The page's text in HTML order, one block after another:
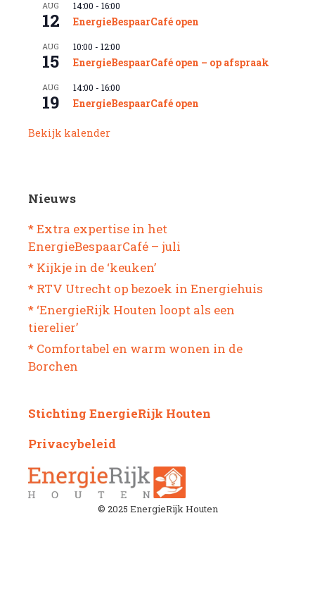
AUG
12
14:00 - 16:00
EnergieBespaarCafé open
AUG
15
10:00 - 12:00
EnergieBespaarCafé open – op afspraak
AUG
19
14:00 - 16:00
EnergieBespaarCafé open
Bekijk kalender
Nieuws
* Extra expertise in het
EnergieBespaarCafé – juli
* Kijkje in de ‘keuken’
* RTV Utrecht op bezoek in Energiehuis
* ‘EnergieRijk Houten loopt als een
tierelier’
* Comfortabel en warm wonen in de
Borchen
Stichting EnergieRijk Houten
Privacybeleid
© 2025 EnergieRijk Houten